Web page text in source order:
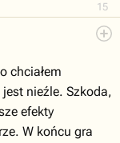
15
chciałem
nieźle. Szkoda,
efekty
W końcu gra